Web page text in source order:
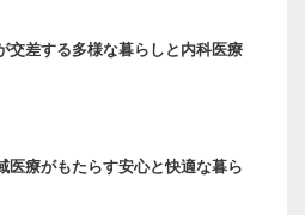
交差する多様な暮らしと内科医療
医療がもたらす安心と快適な暮ら